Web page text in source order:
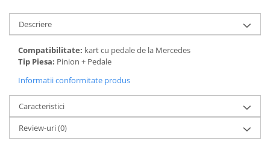
Descriere
Compatibilitate: kart cu pedale de la Mercedes
Tip Piesa: Pinion + Pedale
Informatii conformitate produs
Caracteristici
Review-uri(0)